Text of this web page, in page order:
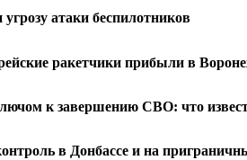
атаки беспилотников
ракетчики прибыли в
к завершению СВО: что
в Донбассе и на